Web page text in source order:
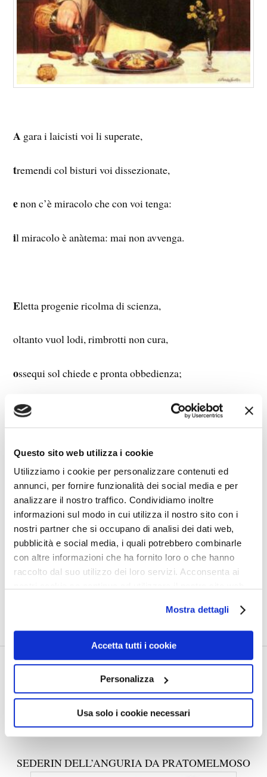
Questo sito web utilizza i cookie
Utilizziamo i cookie per personalizzare contenuti ed
annunci, per fornire funzionalità dei social media e per
analizzare il nostro traffico. Condividiamo inoltre
informazioni sul modo in cui utilizza il nostro sito con i
nostri partner che si occupano di analisi dei dati web,
pubblicità e social media, i quali potrebbero combinarle
con altre informazioni che ha fornito loro o che hanno
raccolto dal suo utilizzo dei loro servizi. Acconsenta ai
Mostra dettagli
Accetta tutti i cookie
Personalizza
Usa solo i cookie necessari
A gara i laicisti voi li superate,
tremendi col bisturi voi dissezionate,
enon c’è miracolo che con voi tenga:
il miracolo è anàtema: mai non avvenga.
Eletta progenie ricolma di scienza,
oltanto vuol lodi, rimbrotti non cura,
ossequi sol chiede e pronta obbedienza;
ensibile ha borsa, coscienza ben dura;
V ediamo da tempo in varie occasioni
acelebrar Messa dei gran buontemponi,
con nuove dottrine e strane espressioni,
SEDERIN DELL’ANGURIA DA
PRATOMELMOSO reloaded
24 DICEMBRE 2020 HUMANAE LITTERAE,RIDICULARIA
SEDERIN DELL’ANGURIA DA PRATOMELMOSO